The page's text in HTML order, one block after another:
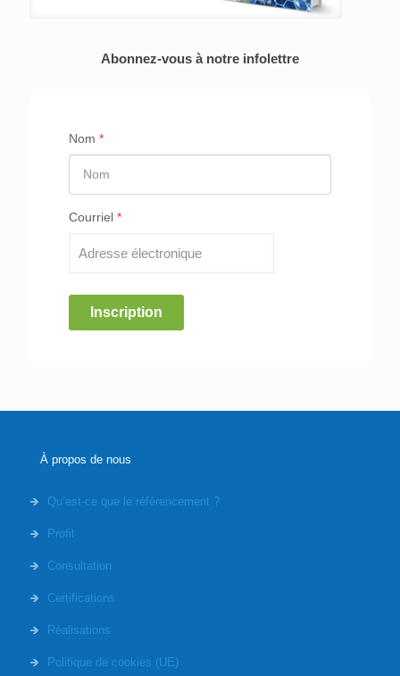
Abonnez-vous à notre infolettre
Nom *
Courriel *
Inscription
À propos de nous
Qu’est-ce que le référencement ?
Profil
Consultation
Certifications
Réalisations
Politique de cookies (UE)